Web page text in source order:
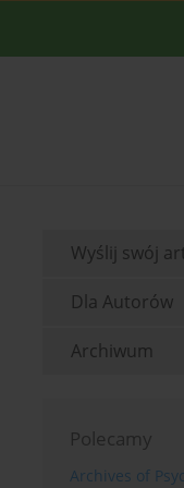
Wyślij swój
Dla Autorów
Archiwum
Polecamy
Archives of